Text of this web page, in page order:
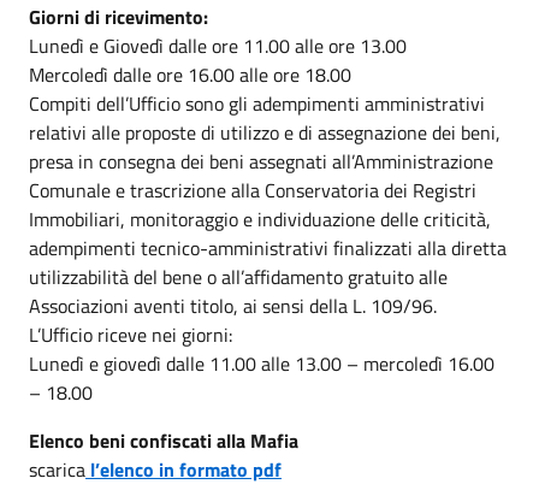
Giorni di ricevimento:
Lunedì e Giovedì dalle ore 11.00 alle ore 13.00
Mercoledì dalle ore 16.00 alle ore 18.00
Compiti dell’Ufficio sono gli adempimenti amministrativi
relativi alle proposte di utilizzo e di assegnazione dei beni,
presa in consegna dei beni assegnati all’Amministrazione
Comunale e trascrizione alla Conservatoria dei Registri
Immobiliari, monitoraggio e individuazione delle criticità,
adempimenti tecnico-amministrativi finalizzati alla diretta
utilizzabilità del bene o all’affidamento gratuito alle
Associazioni aventi titolo, ai sensi della L. 109/96.
L’Ufficio riceve nei giorni:
Lunedì e giovedì dalle 11.00 alle 13.00 – mercoledì 16.00
– 18.00
Elenco beni confiscati alla Mafia
scarica l’elenco in formato pdf